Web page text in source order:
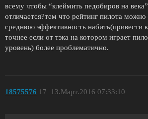
всему чтобы “клеймить педобиров на
отличается?тем что рейтинг пилота можно
среднюю эффективность набить(привести
точнее если от тэка на котором играет
уровень) более проблематично.
18575576 13.Март.2016 07:33:10
17